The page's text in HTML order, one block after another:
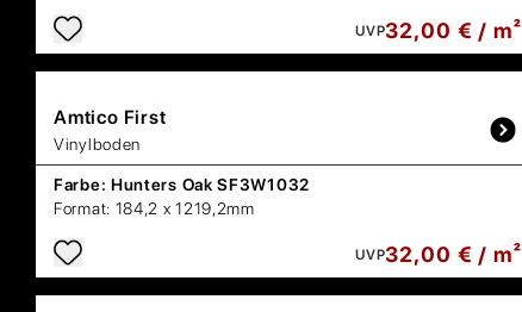
UVP32,00 € / m²
Amtico First
Vinylboden
Farbe: Hunters Oak SF3W1032
Format: 184,2 x 1219,2mm
UVP32,00 € / m²